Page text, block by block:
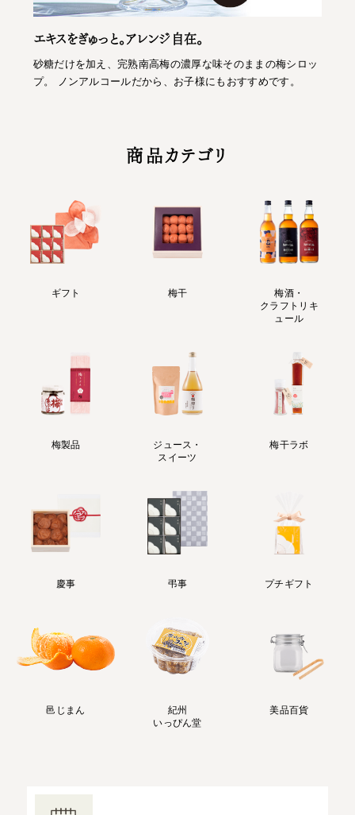
エキスをぎゅっと。アレンジ自在。
砂糖だけを加え、完熟南高梅の濃厚な味そのままの梅シロッ
プ。 ノンアルコールだから、お子様にもおすすめです。
商品カテゴリ
ギフト 梅干
梅酒・
クラフトリキ
ュール
梅製品
ジュース・
スイーツ
梅干ラボ
慶事 弔事 プチギフト
邑じまん
紀州
いっぴん堂
美品百貨